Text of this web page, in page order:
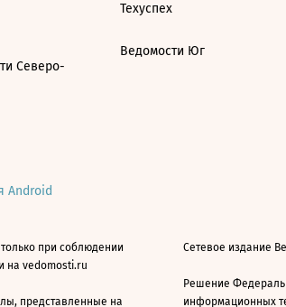
Северо-
Техуспех
Ведомости Юг
Android
при соблюдении
на vedomosti.ru
представленные на
Сетевое издание
Решение
информационных